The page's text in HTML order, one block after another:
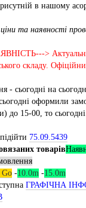
в нашому
та наявності
>
складу.
- сьогодні на
оформили
до 15-00, то
75.09.5439
товарів
Go -10.0m -15.0m
ГРАФІЧНА